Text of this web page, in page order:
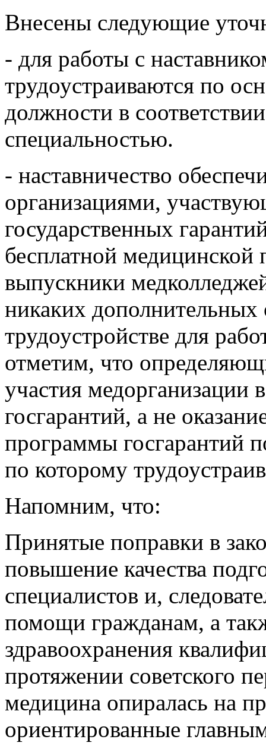
Внесены следующие
- для работы с
трудоустраиваются по
должности в
специальностью.
- наставничество
организациями,
государственных
бесплатной
выпускники
никаких
трудоустройстве для
отметим, что
участия медорганизации
госгарантий, а не
программы госгарантий
по которому
Напомним, что:
Принятые поправки в
повышение качества
специалистов и,
помощи гражданам, а
здравоохранения
протяжении советского
медицина опиралась на
ориентированные